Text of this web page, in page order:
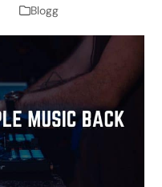
Blogg